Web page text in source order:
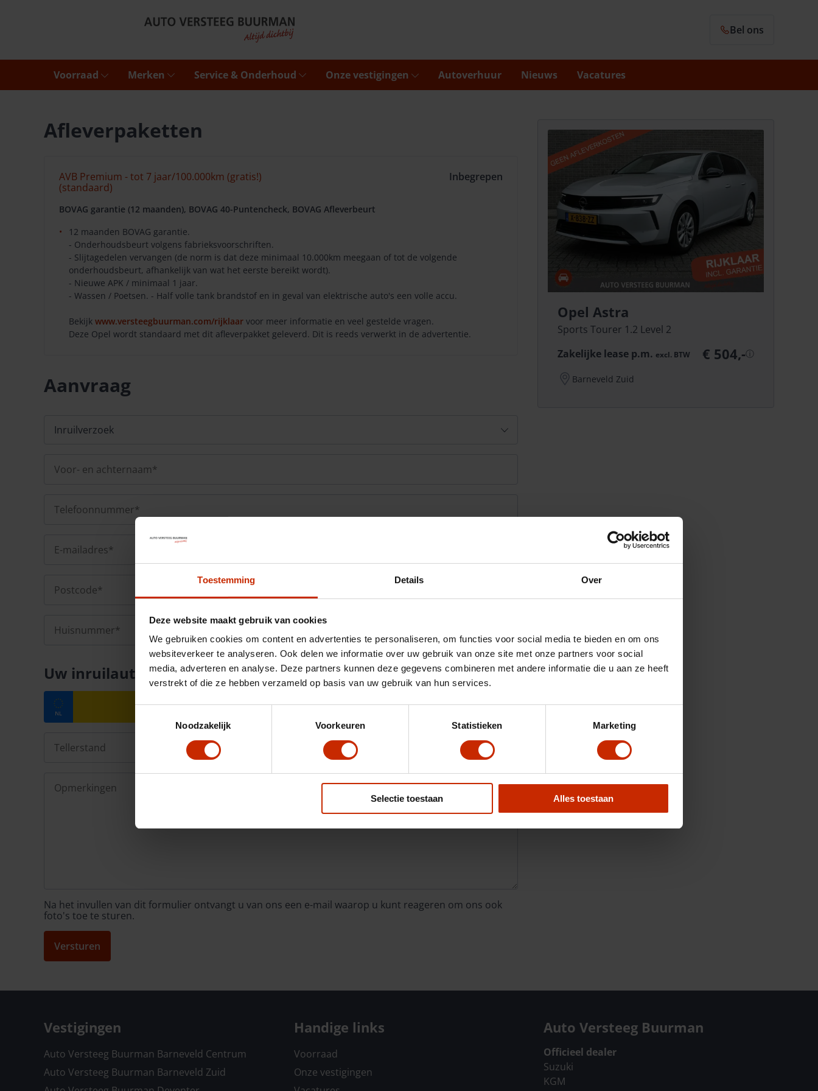
Toestemming Details Over
Deze website maakt gebruik van cookies
We gebruiken cookies om content en advertenties te personaliseren, om functies voor social media te bieden en om ons
websiteverkeer te analyseren. Ook delen we informatie over uw gebruik van onze site met onze partners voor social
media, adverteren en analyse. Deze partners kunnen deze gegevens combineren met andere informatie die u aan ze heeft
verstrekt of die ze hebben verzameld op basis van uw gebruik van hun services.
Noodzakelijk
Voorkeuren Statistieken Marketing
Selectie toestaan Alles toestaan
Bel ons
Voorraad Merken Service & Onderhoud Onze vestigingen Autoverhuur Nieuws Vacatures
Afleverpaketten
AVB Premium - tot 7 jaar/100.000km (gratis!)
(standaard)
Inbegrepen
BOVAG garantie (12 maanden), BOVAG 40-Puntencheck, BOVAG Afleverbeurt
12 maanden BOVAG garantie.
- Onderhoudsbeurt volgens fabrieksvoorschriften.
- Slijtagedelen vervangen (de norm is dat deze minimaal 10.000km meegaan of tot de volgende
onderhoudsbeurt, afhankelijk van wat het eerste bereikt wordt).
- Nieuwe APK / minimaal 1 jaar.
- Wassen / Poetsen. - Half volle tank brandstof en in geval van elektrische auto's een volle accu.
Bekijk www.versteegbuurman.com/rijklaar voor meer informatie en veel gestelde vragen.
Deze Opel wordt standaard met dit afleverpakket geleverd. Dit is reeds verwerkt in de advertentie.
Aanvraag
Uw inruilauto
Na het invullen van dit formulier ontvangt u van ons een e-mail waarop u kunt reageren om ons ook
foto's toe te sturen.
Versturen
Opel Astra
Sports Tourer 1.2 Level 2
Zakelijke lease p.m. excl.BTW € 504,-ⓘ
Barneveld Zuid
Vestigingen
Auto Versteeg Buurman Barneveld Centrum
Auto Versteeg Buurman Barneveld Zuid
Handige links
Voorraad
Onze vestigingen
Auto Versteeg Buurman
Officieel dealer
Suzuki
KGM